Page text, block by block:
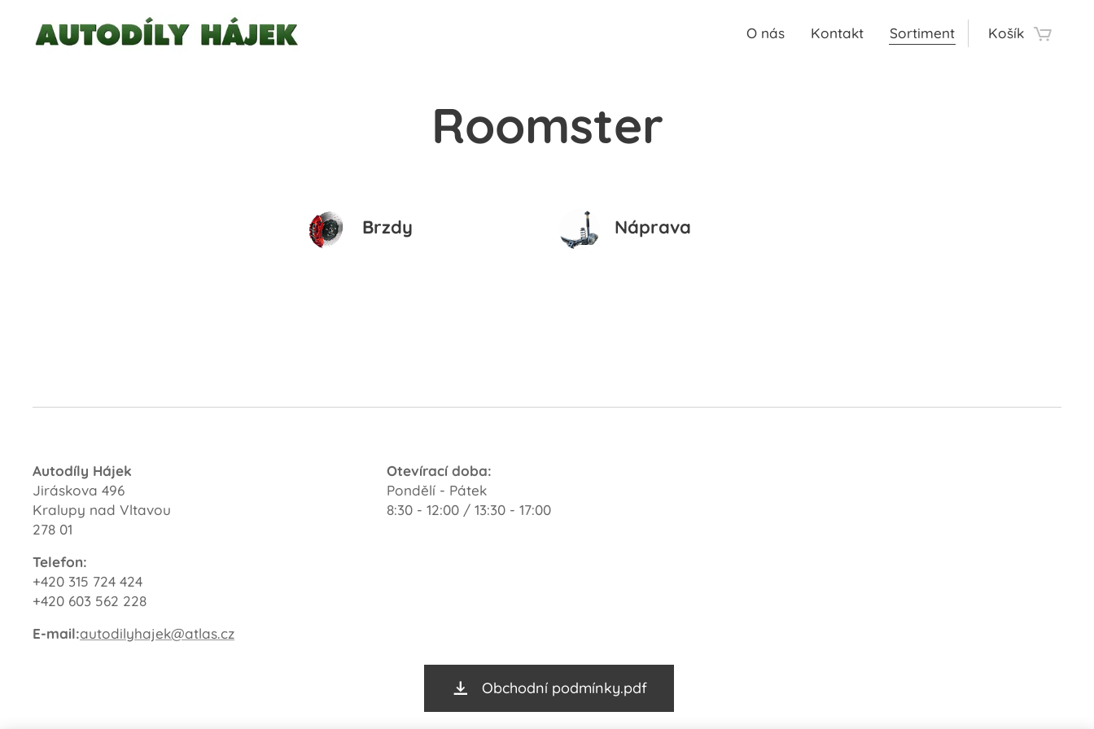
O nás Kontakt Sortiment Košík
Roomster
Brzdy Náprava
Autodíly Hájek
Jiráskova 496
Kralupy nad Vltavou
278 01
Telefon:
+420 315 724 424
+420 603 562 228
E-mail:autodilyhajek@atlas.cz
Otevírací doba:
Pondělí - Pátek
8:30 - 12:00 / 13:30 - 17:00
Obchodní podmínky.pdf